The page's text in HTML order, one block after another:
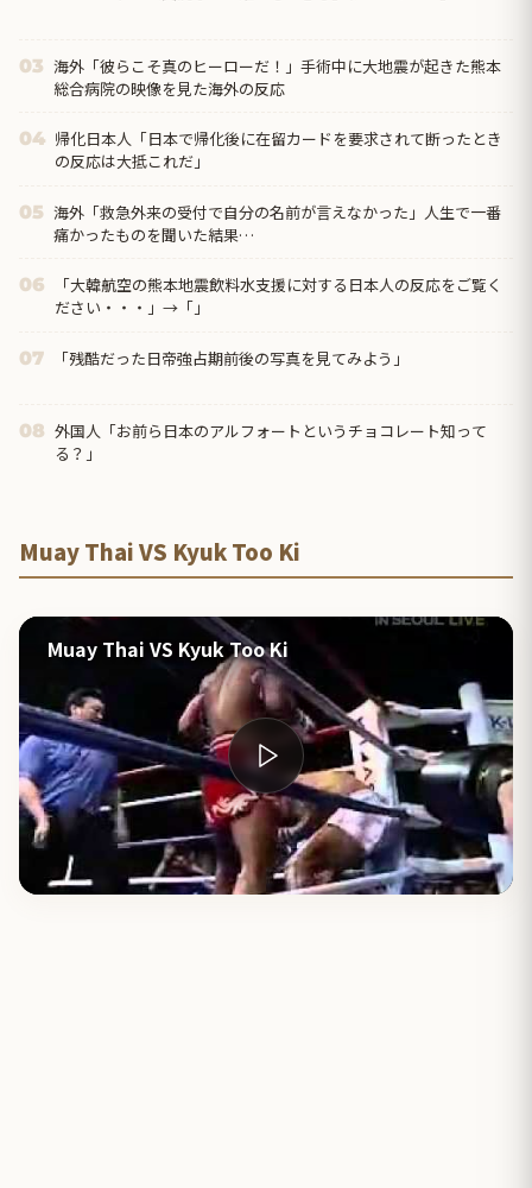
03 海外「彼らこそ真のヒーローだ！」手術中に大地震が起きた熊本
総合病院の映像を見た海外の反応
04 帰化日本人「日本で帰化後に在留カードを要求されて断ったとき
の反応は大抵これだ」
05 海外「救急外来の受付で自分の名前が言えなかった」人生で一番
痛かったものを聞いた結果…
06
「大韓航空の熊本地震飲料水支援に対する日本人の反応をご覧く
ださい・・・」→「」
07 「残酷だった日帝強占期前後の写真を見てみよう」
08 外国人「お前ら日本のアルフォートというチョコレート知って
る？」
Muay Thai VS Kyuk Too Ki
Muay Thai VS Kyuk Too Ki